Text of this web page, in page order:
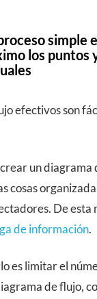
simple
los puntos
efectivos son
un diagrama
cosas
De esta
de información.
es limitar el
de flujo,